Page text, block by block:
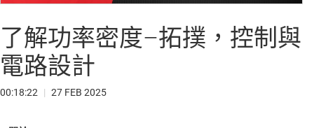
Video
了解功率密度–拓撲，控制與
電路設計
00:18:22 | 27 FEB 2025